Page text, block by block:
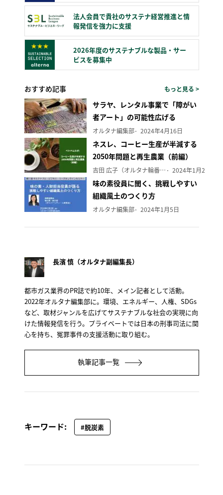
法人会員で貴社のサステナ経営推進と情
報発信を強力に支援
2026年度のサステナブルな製品・サー
ビスを募集中
おすすめ記事 もっと見る >
サラヤ、レンタル事業で「障がい
者アート」の可能性広げる
オルタナ編集部 2024年4月16日
ネスレ、コーヒー生産が半減する
2050年問題と再生農業（前編）
吉田 広子（オルタナ輪番編集長） 2024年1月29日
味の素役員に聞く、挑戦しやすい
組織風土のつくり方
オルタナ編集部 2024年1月5日
長濱 慎（オルタナ副編集長）
都市ガス業界のPR誌で約10年、メイン記者として活動。
2022年オルタナ編集部に。環境、エネルギー、人権、SDGs
など、取材ジャンルを広げてサステナブルな社会の実現に向
けた情報発信を行う。プライベートでは日本の刑事司法に関
心を持ち、冤罪事件の支援活動に取り組む。
執筆記事一覧
キーワード: #脱炭素